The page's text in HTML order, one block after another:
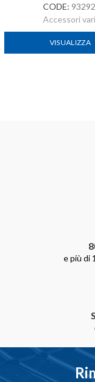
CODE: 93292
Accessori vari
VISUALIZZA
e più di